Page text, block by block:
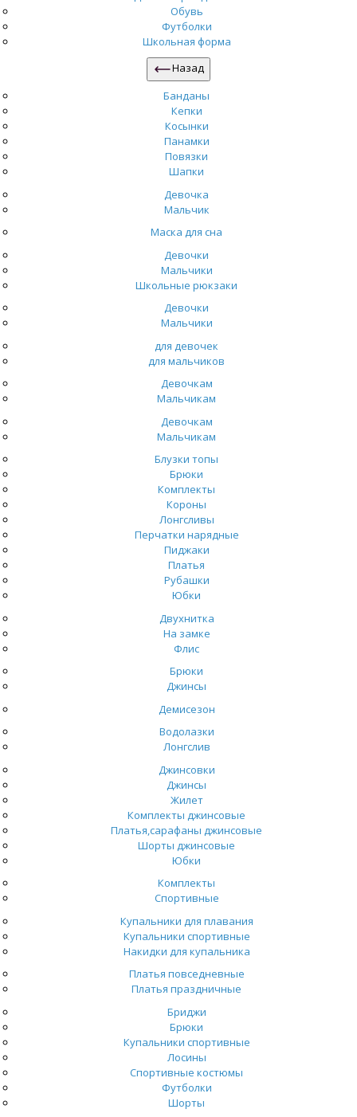
Обувь
Футболки
Школьная форма
Назад
Банданы
Кепки
Косынки
Панамки
Повязки
Шапки
Девочка
Мальчик
Маска для сна
Девочки
Мальчики
Школьные рюкзаки
Девочки
Мальчики
для девочек
для мальчиков
Девочкам
Мальчикам
Девочкам
Мальчикам
Блузки топы
Брюки
Комплекты
Короны
Лонгсливы
Перчатки нарядные
Пиджаки
Платья
Рубашки
Юбки
Двухнитка
На замке
Флис
Брюки
Джинсы
Демисезон
Водолазки
Лонгслив
Джинсовки
Джинсы
Жилет
Комплекты джинсовые
Платья,сарафаны джинсовые
Шорты джинсовые
Юбки
Комплекты
Спортивные
Купальники для плавания
Купальники спортивные
Накидки для купальника
Платья повседневные
Платья праздничные
Бриджи
Брюки
Купальники спортивные
Лосины
Спортивные костюмы
Футболки
Шорты